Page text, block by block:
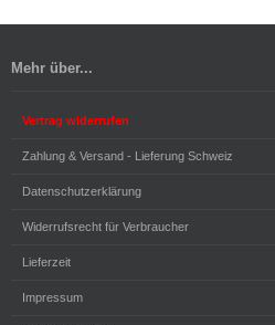
Mehr über...
Vertrag widerrufen
Zahlung & Versand - Lieferung Schweiz
Datenschutzerklärung
Widerrufsrecht für Verbraucher
Lieferzeit
Impressum